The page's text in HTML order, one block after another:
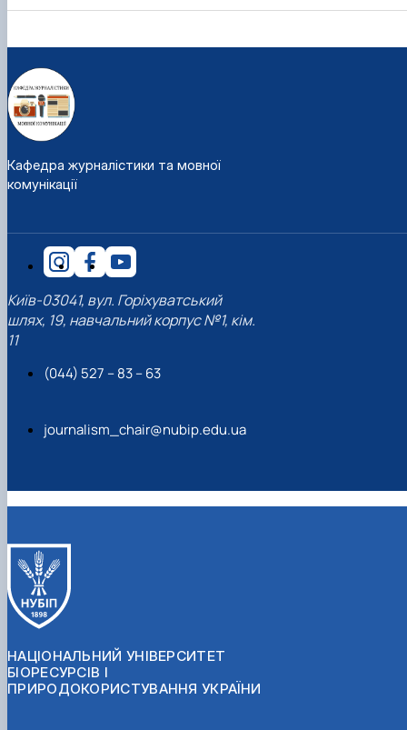
Кафедра журналістики та мовної
комунікації
Київ-03041, вул. Горіхуватський
шлях, 19, навчальний корпус №1, кім.
11
(044) 527 – 83 – 63
journalism_chair@nubip.edu.ua
НАЦІОНАЛЬНИЙ УНІВЕРСИТЕТ
БІОРЕСУРСІВ І
ПРИРОДОКОРИСТУВАННЯ УКРАЇНИ